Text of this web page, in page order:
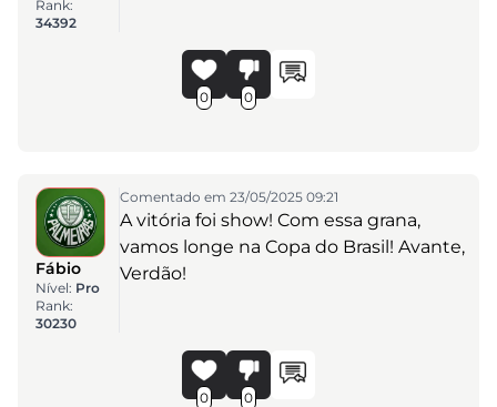
Rank:
34392
0 0
Fábio
Nível: Pro
Rank:
30230
Comentado em 23/05/2025 09:21
A vitória foi show! Com essa grana,
vamos longe na Copa do Brasil! Avante,
Verdão!
0 0